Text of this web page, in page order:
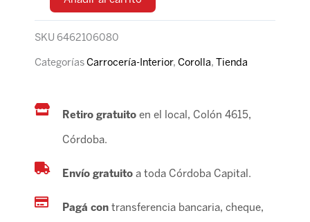
SKU 6462106080
Categorías Carrocería-Interior, Corolla, Tienda
Retiro gratuito en el local, Colón 4615,
Córdoba.
Envío gratuitoa toda Córdoba Capital.
Pagá contransferencia bancaria, cheque,